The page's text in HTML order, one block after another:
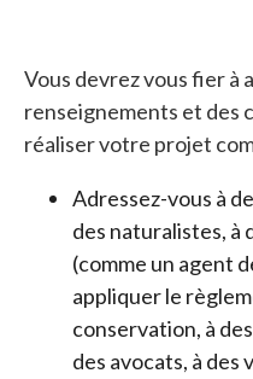
Vous devrez vous fier à
renseignements et des
réaliser votre projet
Adressez-vous à
des naturalistes, à
(comme un agent
appliquer le
conservation, à
des avocats, à